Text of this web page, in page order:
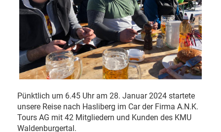
Pünktlich um 6.45 Uhr am 28. Januar 2024 startete
unsere Reise nach Hasliberg im Car der Firma A.N.K.
Tours AG mit 42 Mitgliedern und Kunden des KMU
Waldenburgertal.